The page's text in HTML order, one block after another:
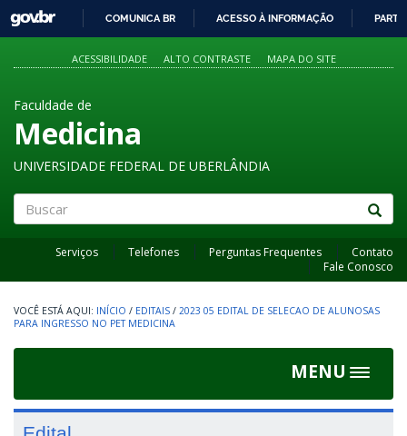
PARA
O
GOVBR
COMUNICA BR ACESSO À INFORMAÇÃO
ACESSIBILIDADE ALTO CONTRASTE MAPA DO SITE
Faculdade de
Medicina
UNIVERSIDADE FEDERAL DE UBERLÂNDIA
Serviços Telefones Perguntas Frequentes
Contato
Fale Conosco
INÍCIO / EDITAIS / 2023 05 EDITAL DE SELECAO DE ALUNOSAS
PARA INGRESSO NO PET MEDICINA
MENU
Toggle